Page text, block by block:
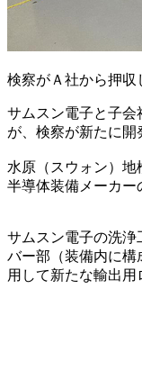
検察がＡ社から押
サムスン電子と子会
が、検察が新たに開
水原（スウォン）
半導体装備メーカー
サムスン電子の洗浄
バー部（装備内に構
用して新たな輸出